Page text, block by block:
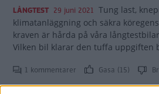
LÅNGTEST 29 juni 2021 Tung last,
klimatanläggning och säkra
kraven är hårda på våra
Vilken bil klarar den tuffa uppgiften
1 kommentarer Gasa (15)